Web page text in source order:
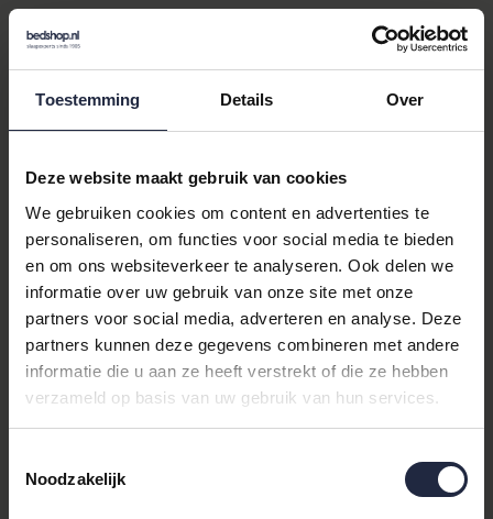
Toestemming Details Over
Deze website maakt gebruik van cookies
We gebruiken cookies om content en advertenties te
personaliseren, om functies voor social media te bieden
en om ons websiteverkeer te analyseren. Ook delen we
informatie over uw gebruik van onze site met onze
partners voor social media, adverteren en analyse. Deze
partners kunnen deze gegevens combineren met andere
informatie die u aan ze heeft verstrekt of die ze hebben
verzameld op basis van uw gebruik van hun services.
Noodzakelijk
Tafelkleed Flam 130x170
Fb. 49 - Beige
bloemen en planten dessin brengt dit tafelkleed een vleugje
natuur en verfijning in uw huis. Ideaal voor zowel alledaagse
maaltijden als speciale gelegenheden, dit tafelkleed is een must-
have voor iedereen die van stijlvol tafelen houdt.
Waarom kiezen voor het
Sander Tafelkleed?
Dit tafelkleed van Sanderbiedt niet alleen esthetische
aantrekkingskracht, maar ook praktische voordelen. Het
hoogwaardige materiaal zorgt voor duurzaamheid en langdurig
interieur past. Het bloemen & planten dessin voegt een frisse en